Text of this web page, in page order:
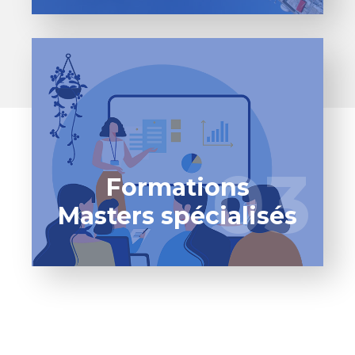
03
Formations
Masters spécialisés
03
Formations
Masters spécialisés